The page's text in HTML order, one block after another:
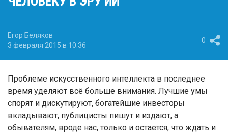
Егор Беляков
3 февраля 2015 в 10:36
0
Проблеме искусственного интеллекта в последнее
время уделяют всё больше внимания. Лучшие умы
спорят и дискутируют, богатейшие инвесторы
вкладывают, публицисты пишут и издают, а
обывателям, вроде нас, только и остается, что ждать и